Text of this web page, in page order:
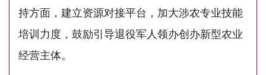
持方面，建立资源对接平台，加大涉农专业技能
培训力度，鼓励引导退役军人领办创办新型农业
经营主体。